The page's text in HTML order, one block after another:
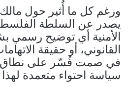
ورغم كل ما أُثير حول
يصدر عن السلطة
الأمنية أي توضيح رسمي
القانوني، أو حقيقة
في صمت فُسّر على نطاق
سياسة احتواء متعمدة